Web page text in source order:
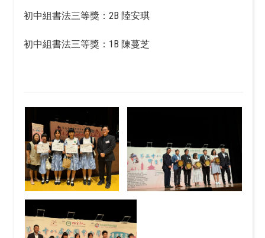
初中組書法三等獎：2B 陸安琪
初中組書法三等獎：1B 陳蔓芝